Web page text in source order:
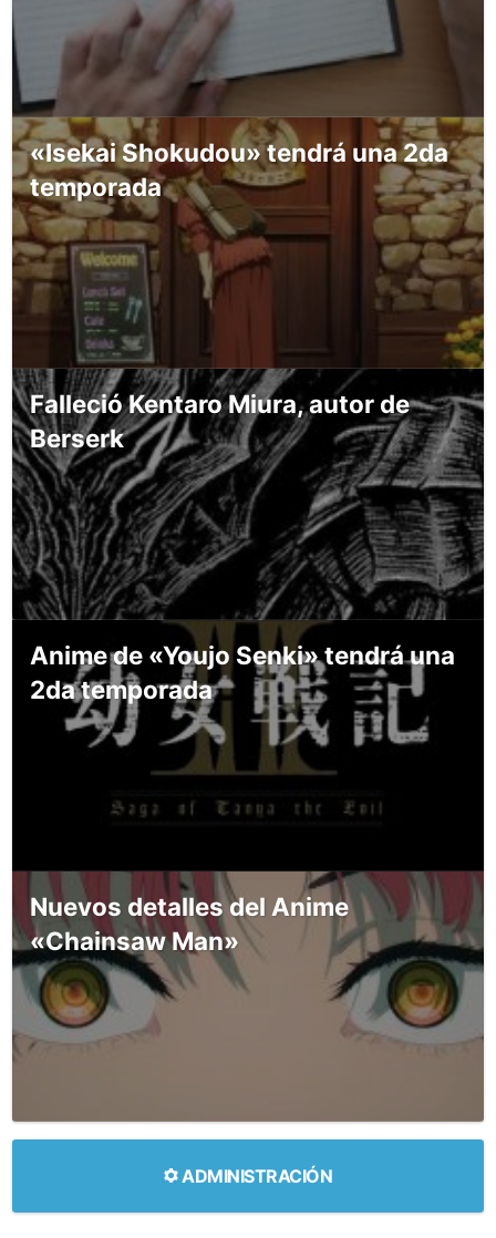
«Isekai Shokudou» tendrá una 2da
temporada
Falleció Kentaro Miura, autor de
Berserk
Anime de «Youjo Senki» tendrá una
2da temporada
Nuevos detalles del Anime
«Chainsaw Man»
ADMINISTRACIÓN